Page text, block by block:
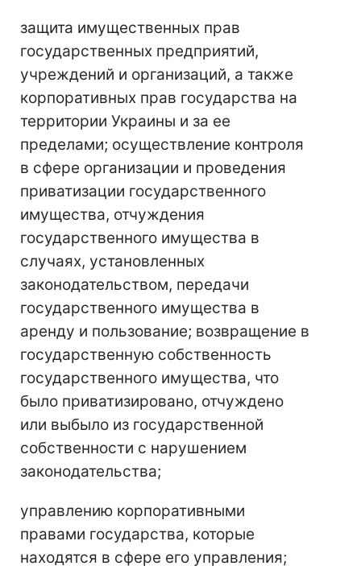
защита имущественных прав
государственных предприятий,
учреждений и организаций, а также
корпоративных прав государства на
территории Украины и за ее
пределами; осуществление контроля
в сфере организации и проведения
приватизации государственного
имущества, отчуждения
государственного имущества в
случаях, установленных
законодательством, передачи
государственного имущества в
аренду и пользование; возвращение в
государственную собственность
государственного имущества, что
было приватизировано, отчуждено
или выбыло из государственной
собственности с нарушением
законодательства;
управлению корпоративными
правами государства, которые
находятся в сфере его управления;